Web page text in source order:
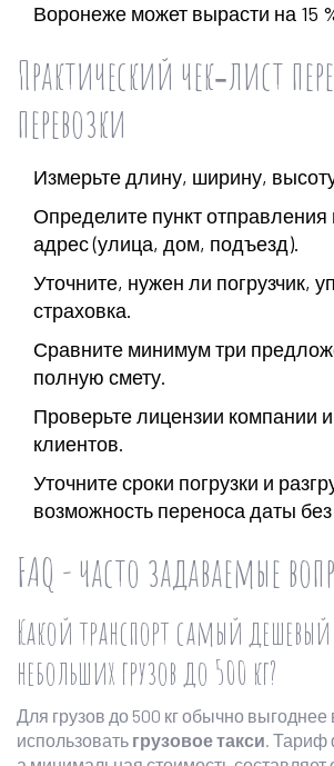
Воронеже может вырасти на 15
Практический чек‑лист
перевозки
Измерьте длину, ширину,
Определите пункт отправления
адрес (улица, дом, подъезд).
Уточните, нужен ли погрузчик,
страховка.
Сравните минимум три
полную смету.
Проверьте лицензии компании
клиентов.
Уточните сроки погрузки и
возможность переноса даты
FAQ - часто задаваемые
Какой транспорт самый дешевый
небольших грузов до 500 кг?
Для грузов до 500 кг обычно выгоднее
использовать грузовое такси. Тариф